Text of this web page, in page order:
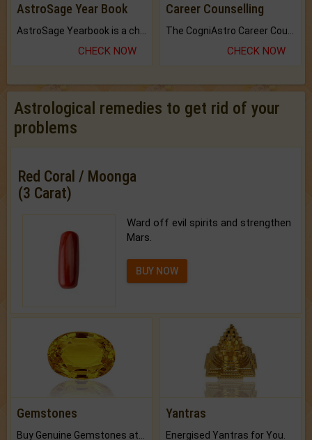
AstroSage Year Book
CHECK NOW
Career Counselling
CHECK NOW
Astrological remedies to get rid of your
problems
Red Coral / Moonga
(3 Carat)
Ward off evil spirits and strengthen
Mars.
BUY NOW
Gemstones Yantras
Energised Yantras for You.